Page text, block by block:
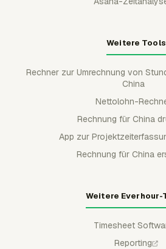
Weitere Tools
Rechner zur Umrechnung von
China
Nettolohn-
Rechnung für China
App zur
Rechnung für China
Weitere Everhour-
Timesheet
Reporting